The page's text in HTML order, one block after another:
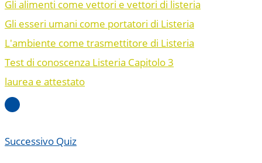
Gli alimenti come vettori e vettori di listeria
Gli esseri umani come portatori di Listeria
L'ambiente come trasmettitore di Listeria
Test di conoscenza Listeria Capitolo 3
laurea e attestato
Successivo Quiz